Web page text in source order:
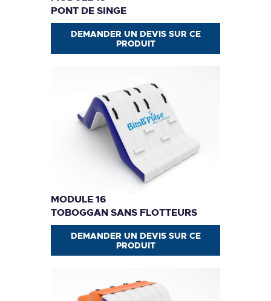
PONT DE SINGE
DEMANDER UN DEVIS SUR CE
PRODUIT
MODULE 16
TOBOGGAN SANS FLOTTEURS
DEMANDER UN DEVIS SUR CE
PRODUIT